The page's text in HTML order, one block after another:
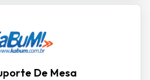
De Mesa